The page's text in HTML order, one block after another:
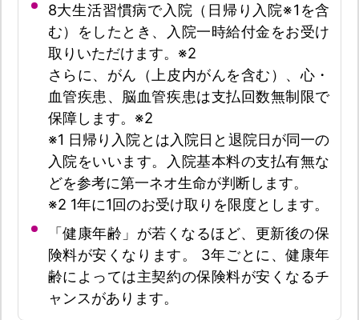
8大生活習慣病で入院（日帰り入院※1を含
む）をしたとき、入院一時給付金をお受け
取りいただけます。※2
さらに、がん（上皮内がんを含む）、心・
血管疾患、脳血管疾患は支払回数無制限で
保障します。※2
※1 日帰り入院とは入院日と退院日が同一の
入院をいいます。入院基本料の支払有無な
どを参考に第一ネオ生命が判断します。
※2 1年に1回のお受け取りを限度とします。
「健康年齢」が若くなるほど、更新後の保
険料が安くなります。 3年ごとに、健康年
齢によっては主契約の保険料が安くなるチ
ャンスがあります。